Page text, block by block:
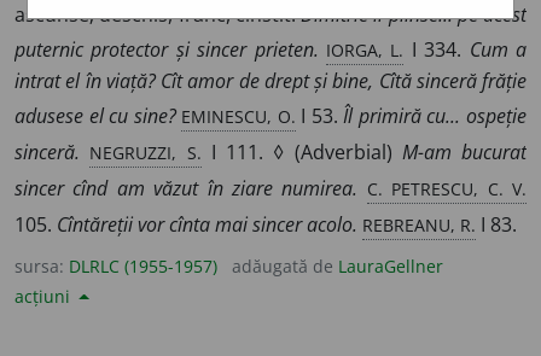
ascunse; deschis, franc, cinstit.Dimitrie îl plînse...pe acest
puternic protector și sincer prieten. IORGA, L. I 334. Cum a
intrat el în viață? Cît amor de drept și bine, Cîtă sinceră frăție
adusese el cu sine? EMINESCU, O. I 53.Îl primiră cu... ospeție
sinceră. NEGRUZZI, S. I 111. ◊ (Adverbial) M-am bucurat
sincer cînd am văzut în ziare numirea. C. PETRESCU, C. V.
105. Cîntăreții vor cînta mai sincer acolo. REBREANU, R. I 83.
sursa: DLRLC (1955-1957) adăugată de LauraGellner
acțiuni